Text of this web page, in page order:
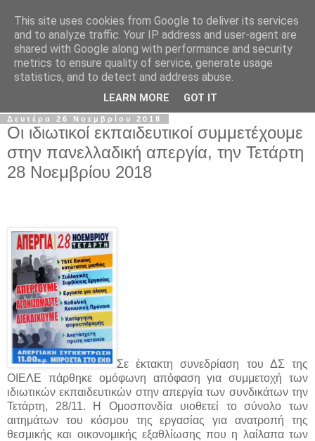
Σ.Ι.Ε.Λ.Β.Ε.
Ο επίσημος ιστότοπος του Συλλόγου Ιδιωτικών
Εκπαιδευτικών Λειτουργών Βόρειας Ελλάδας
Δευτέρα 26 Νοεμβρίου 2018
Οι ιδιωτικοί εκπαιδευτικοί συμμετέχουμε
στην πανελλαδική απεργία, την Τετάρτη
28 Νοεμβρίου 2018
Σε έκτακτη συνεδρίαση του ΔΣ της
ΟΙΕΛΕ πάρθηκε ομόφωνη απόφαση για συμμετοχή των
ιδιωτικών εκπαιδευτικών στην απεργία των συνδικάτων την
Τετάρτη, 28/11. Η Ομοσπονδία υιοθετεί το σύνολο των
αιτημάτων του κόσμου της εργασίας για ανατροπή της
θεσμικής και οικονομικής εξαθλίωσης που η λαίλαπα των
This site uses cookies from Google to deliver its services
and to analyze traffic. Your IP address and user-agent are
shared with Google along with performance and security
metrics to ensure quality of service, generate usage
statistics, and to detect and address abuse.
LEARN MORE GOT IT